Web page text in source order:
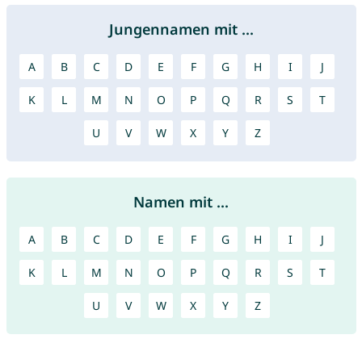
Jungennamen mit ...
A B C D E F G H I J
K L M N O P Q R S T
U V W X Y Z
Namen mit ...
A B C D E F G H I J
K L M N O P Q R S T
U V W X Y Z